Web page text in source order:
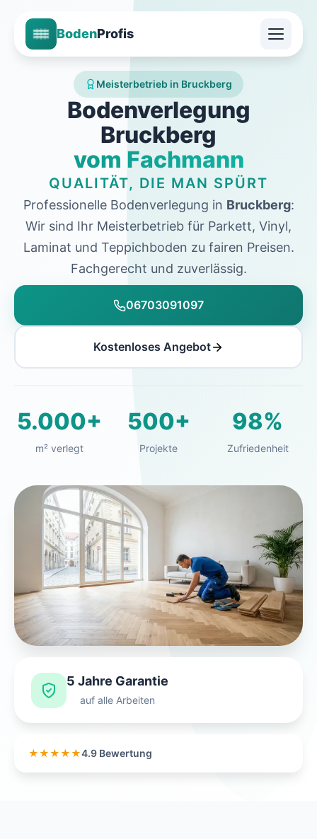
BodenProfis
Meisterbetrieb in Bruckberg
Bodenverlegung
Bruckberg
vom Fachmann
QUALITÄT, DIE MAN SPÜRT
Professionelle Bodenverlegung in Bruckberg:
Wir sind Ihr Meisterbetrieb für Parkett, Vinyl,
Laminat und Teppichboden zu fairen Preisen.
Fachgerecht und zuverlässig.
06703091097
Kostenloses Angebot
5.000+
m² verlegt
500+
Projekte
98%
Zufriedenheit
5 Jahre Garantie
auf alle Arbeiten
★★★★★4.9 Bewertung